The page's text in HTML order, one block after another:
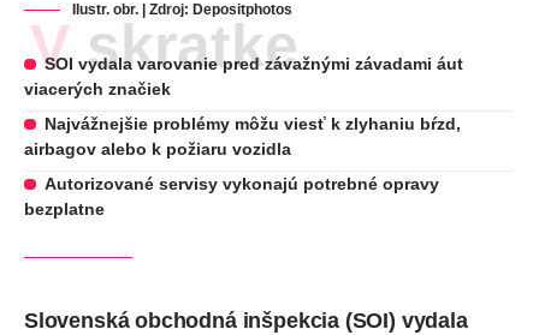
Ilustr. obr. | Zdroj: Depositphotos
V skratke
SOI vydala varovanie pred závažnými závadami áut
viacerých značiek
Najvážnejšie problémy môžu viesť k zlyhaniu bŕzd,
airbagov alebo k požiaru vozidla
Autorizované servisy vykonajú potrebné opravy
bezplatne
Slovenská obchodná inšpekcia (SOI) vydala